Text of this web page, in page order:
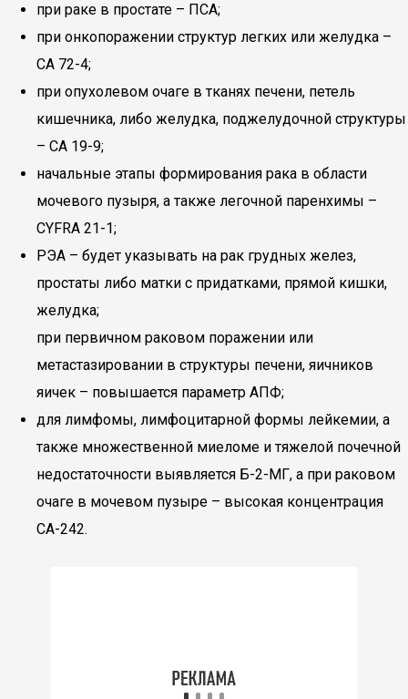
при раке в простате – ПСА;
при онкопоражении структур легких или желудка –
СА 72-4;
при опухолевом очаге в тканях печени, петель
кишечника, либо желудка, поджелудочной структуры
– СА 19-9;
начальные этапы формирования рака в области
мочевого пузыря, а также легочной паренхимы –
CYFRA 21-1;
РЭА – будет указывать на рак грудных желез,
простаты либо матки с придатками, прямой кишки,
желудка;
при первичном раковом поражении или
метастазировании в структуры печени, яичников
яичек – повышается параметр АПФ;
для лимфомы, лимфоцитарной формы лейкемии, а
также множественной миеломе и тяжелой почечной
недостаточности выявляется Б-2-МГ, а при раковом
очаге в мочевом пузыре – высокая концентрация
СА-242.